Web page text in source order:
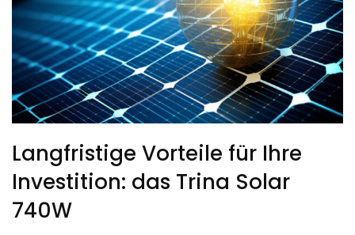
Langfristige Vorteile für Ihre
Investition: das Trina Solar
740W